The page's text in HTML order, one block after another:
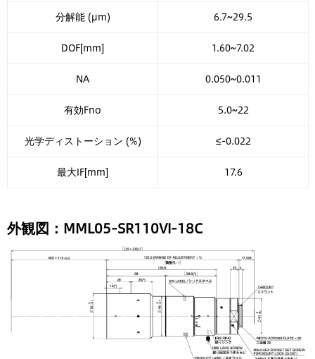
分解能 (μm)
6.7~29.5
DOF[mm]
1.60~7.02
NA
0.050~0.011
有効Fno
5.0~22
光学ディストーション (%)
≤-0.022
最大IF[mm]
17.6
外観図：MML05-SR110VI-18C